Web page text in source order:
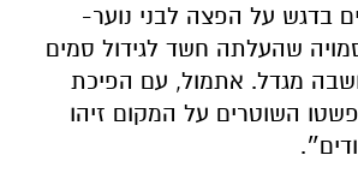
בדגש על הפצה לבני נוער-
שהעלתה חשד לגידול סמים
מגדל. אתמול, עם הפיכת
השוטרים על המקום זיהו